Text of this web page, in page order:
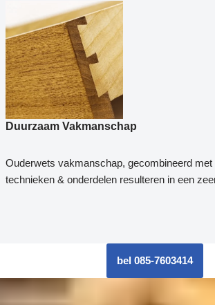
Duurzaam Vakmanschap
Ouderwets vakmanschap, gecombineerd met
technieken & onderdelen resulteren in een
bel 085-7603414